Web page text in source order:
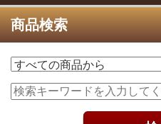
商品検索